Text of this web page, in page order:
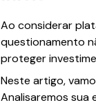
Ao considerar
questionamento
proteger
Neste artigo,
Analisaremos